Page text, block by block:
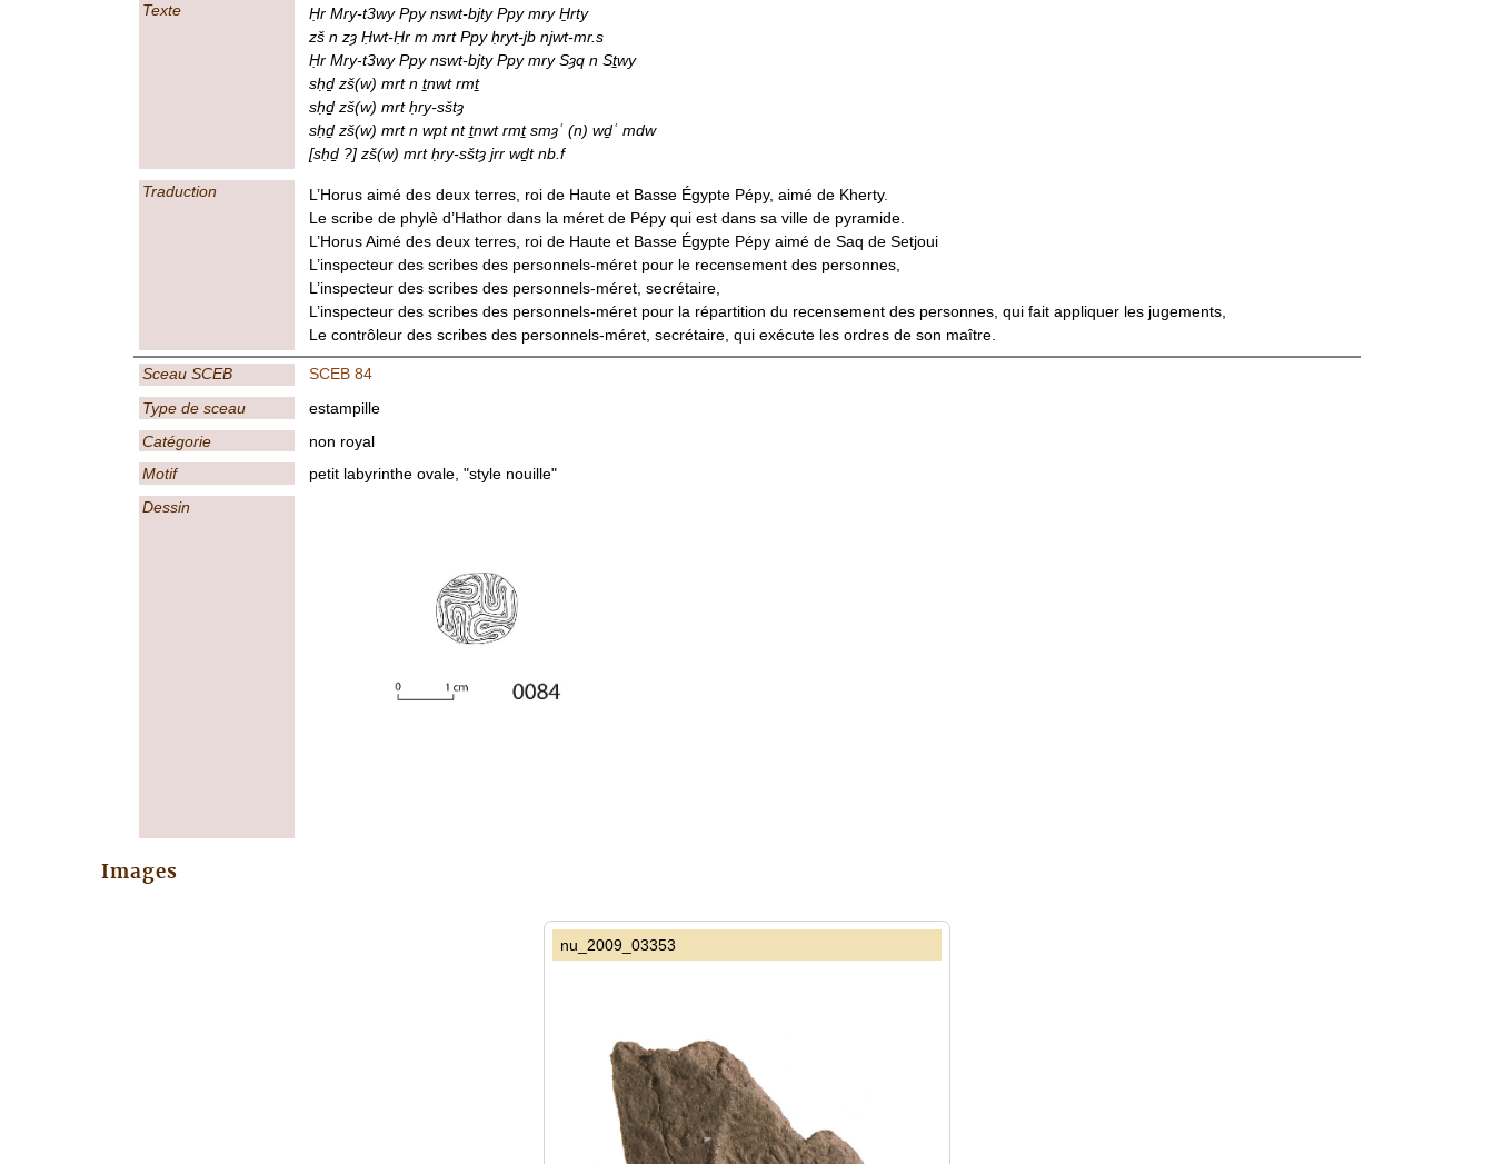
Texte
Ḥr Mry-t3wy Ppy nswt-bjty Ppy mry H̱rty
zš n zȝ Ḥwt-Ḥr m mrt Ppy ḥryt-jb njwt-mr.s
Ḥr Mry-t3wy Ppy nswt-bjty Ppy mry Sȝq n Sṯwy
sḥḏ zš(w) mrt n ṯnwt rmṯ
sḥḏ zš(w) mrt ḥry-sštȝ
sḥḏ zš(w) mrt n wpt nt ṯnwt rmṯ smȝʿ (n) wḏʿ mdw
[sḥḏ ?] zš(w) mrt ḥry-sštȝ jrr wḏt nb.f
Traduction
L’Horus aimé des deux terres, roi de Haute et Basse Égypte Pépy, aimé de Kherty.
Le scribe de phylè d’Hathor dans la méret de Pépy qui est dans sa ville de pyramide.
L’Horus Aimé des deux terres, roi de Haute et Basse Égypte Pépy aimé de Saq de Setjoui
L’inspecteur des scribes des personnels-méret pour le recensement des personnes,
L’inspecteur des scribes des personnels-méret, secrétaire,
L’inspecteur des scribes des personnels-méret pour la répartition du recensement des personnes, qui fait appliquer les jugements,
Le contrôleur des scribes des personnels-méret, secrétaire, qui exécute les ordres de son maître.
Sceau SCEB
SCEB 84
Type de sceau
estampille
Catégorie
non royal
Motif
petit labyrinthe ovale, "style nouille"
Dessin
Images
nu_2009_03353